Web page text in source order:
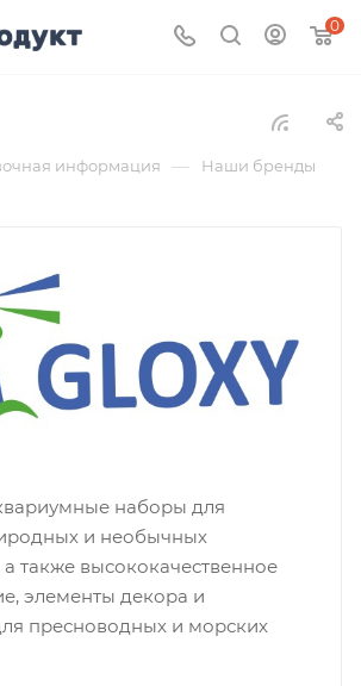
0
информация — Наши бренды
наборы для
и необычных
также высококачественное
элементы декора и
пресноводных и морских